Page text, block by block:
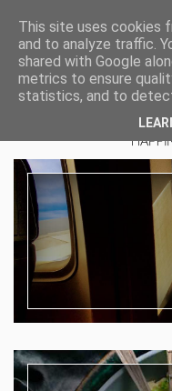
This site uses cookies
and to analyze traffic.
shared with Google
metrics to ensure
statistics, and to